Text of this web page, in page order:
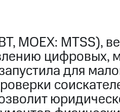
MOEX: MTSS),
цифровых,
для